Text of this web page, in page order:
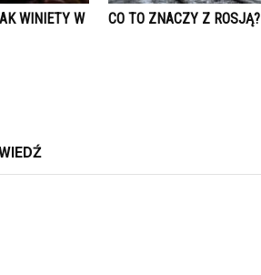
WINIETY W
CO TO ZNACZY Z ROSJĄ?